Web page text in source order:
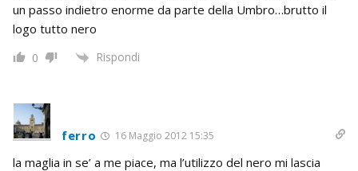
un passo indietro enorme da parte della Umbro…brutto il
logo tutto nero
0 Rispondi
ferro 16 Maggio 2012 15:35
la maglia in se’ a me piace, ma l’utilizzo del nero mi lascia